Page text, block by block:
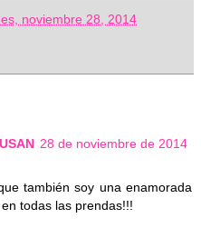
noviembre 28, 2014
28 de noviembre de 2014
también soy una enamorada
todas las prendas!!!